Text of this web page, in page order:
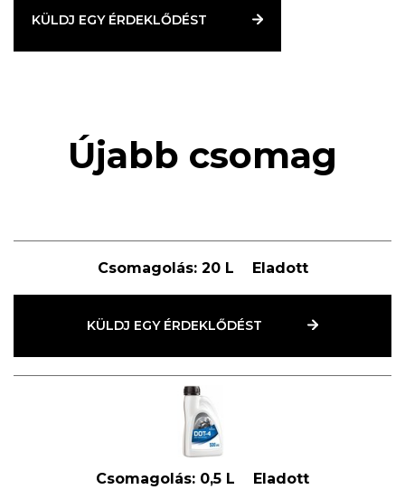
FMVSS 116. sz.
SAE J 1703
KÜLDJ EGY ÉRDEKLŐDÉST
Újabb csomag
Csomagolás:20 L Eladott
KÜLDJ EGY ÉRDEKLŐDÉST
Csomagolás: 0,5 L Eladott